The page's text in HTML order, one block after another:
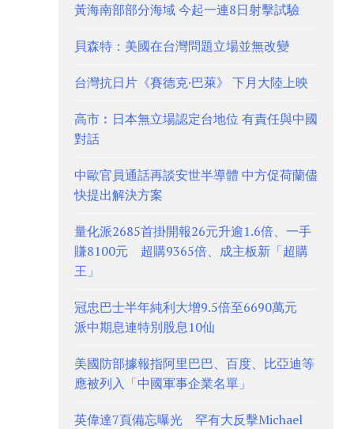
黃海南部部分海域 今起一連8日射擊試驗
貝森特：美國在台灣問題立場並無改變
台灣抗日片《賽德克·巴萊》 下月大陸上映
高市︰日本無立場認定台地位 有責任與中國
對話
中歐官員通話再談安世半導體 中方促荷蘭儘
快提出解決方案
量化派2685首掛開報26元升逾1.6倍、一手
賺8100元 超購9365倍、成主板新「超購
王」
冠忠巴士半年純利大增9.5倍至6690萬元
派中期息連特別股息10仙
美國防部據報指阿里巴巴、百度、比亞迪等
應被列入「中國軍事企業名單」
英偉達7頁備忘曝光 罕有大反擊Michael